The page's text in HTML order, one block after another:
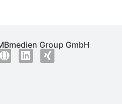
Group GmbH